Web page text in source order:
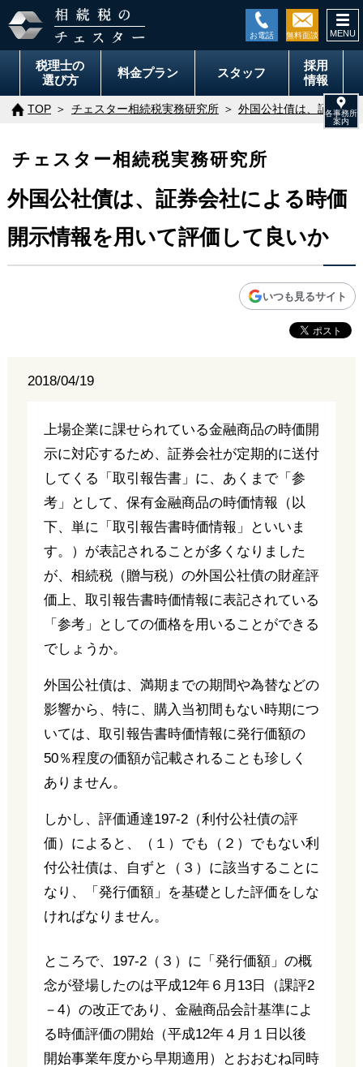
税理士の
選び方
料金プラン スタッフ
採用
情報
TOP チェスター相続税実務研究所 外国公社債は、証券会
チェスター相続税実務研究所
外国公社債は、証券会社による時価
開示情報を用いて評価して良いか
いつも見るサイト
2018/04/19
上場企業に課せられている金融商品の時価開
示に対応するため、証券会社が定期的に送付
してくる「取引報告書」に、あくまで「参
考」として、保有金融商品の時価情報（以
下、単に「取引報告書時価情報」といいま
す。）が表記されることが多くなりました
が、相続税（贈与税）の外国公社債の財産評
価上、取引報告書時価情報に表記されている
「参考」としての価格を用いることができる
でしょうか。
外国公社債は、満期までの期間や為替などの
影響から、特に、購入当初間もない時期につ
いては、取引報告書時価情報に発行価額の
50％程度の価額が記載されることも珍しく
ありません。
しかし、評価通達197-2（利付公社債の評
価）によると、（１）でも（２）でもない利
付公社債は、自ずと（３）に該当することに
なり、「発行価額」を基礎とした評価をしな
ければなりません。
ところで、197-2（３）に「発行価額」の概
念が登場したのは平成12年６月13日（課評2
－4）の改正であり、金融商品会計基準によ
る時価評価の開始（平成12年４月１日以後
開始事業年度から早期適用）とおおむね同時